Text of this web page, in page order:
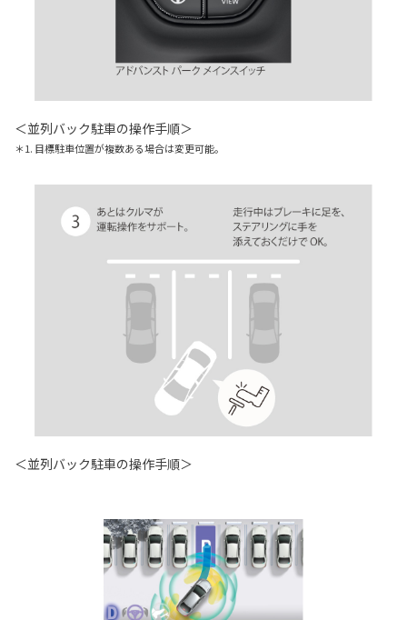
＜並列バック駐車の操作手順＞
＊1. 目標駐車位置が複数ある場合は変更可能。
＜並列バック駐車の操作手順＞